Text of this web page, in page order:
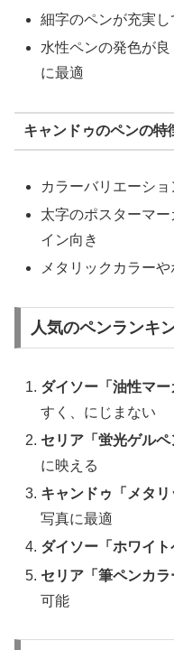
細字のペンが充実
水性ペンの発色が
に最適
キャンドゥのペンの特
カラーバリエーショ
太字のポスターマ
イン向き
メタリックカラー
人気のペンランキ
ダイソー「油性マー
すく、にじまない
セリア「蛍光ゲルペ
に映える
キャンドゥ「メタリ
写真に最適
ダイソー「ホワイト
セリア「筆ペンカラ
可能